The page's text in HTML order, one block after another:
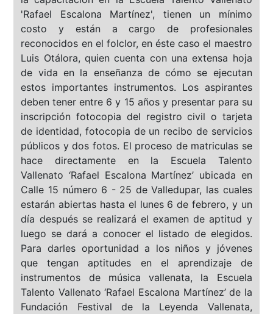
'Rafael Escalona Martínez', tienen un mínimo
costo y están a cargo de profesionales
reconocidos en el folclor, en éste caso el maestro
Luis Otálora, quien cuenta con una extensa hoja
de vida en la enseñanza de cómo se ejecutan
estos importantes instrumentos. Los aspirantes
deben tener entre 6 y 15 años y presentar para su
inscripción fotocopia del registro civil o tarjeta
de identidad, fotocopia de un recibo de servicios
públicos y dos fotos. El proceso de matriculas se
hace directamente en la Escuela Talento
Vallenato ‘Rafael Escalona Martínez’ ubicada en
Calle 15 número 6 - 25 de Valledupar, las cuales
estarán abiertas hasta el lunes 6 de febrero, y un
día después se realizará el examen de aptitud y
luego se dará a conocer el listado de elegidos.
Para darles oportunidad a los niños y jóvenes
que tengan aptitudes en el aprendizaje de
instrumentos de música vallenata, la Escuela
Talento Vallenato ‘Rafael Escalona Martínez’ de la
Fundación Festival de la Leyenda Vallenata,